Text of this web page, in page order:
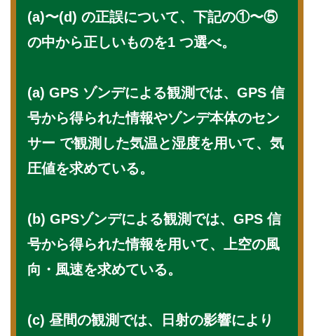
(a)〜(d) の正誤について、下記の①〜⑤
の中から正しいものを1 つ選べ。
(a) GPS ゾンデによる観測では、GPS 信
号から得られた情報やゾンデ本体のセン
サー で観測した気温と湿度を⽤いて、気
圧値を求めている。
(b) GPSゾンデによる観測では、GPS 信
号から得られた情報を⽤いて、上空の⾵
向・⾵速を求めている。
(c) 昼間の観測では、⽇射の影響により